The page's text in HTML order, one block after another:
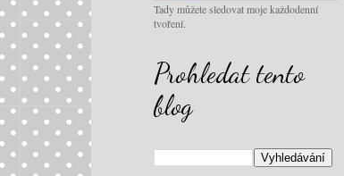
Tady můžete sledovat moje každodenní
tvoření.
Prohledat tento
blog